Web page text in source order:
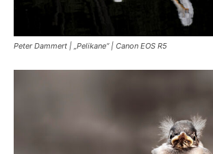
Peter Dammert | „Pelikane“ | Canon EOS R5